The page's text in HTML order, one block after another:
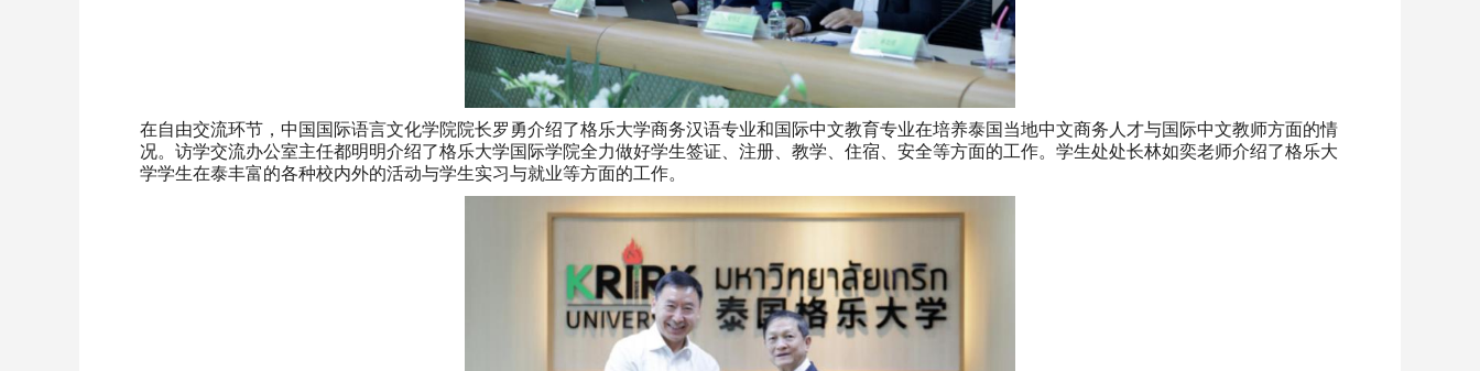
在自由交流环节，中国国际语言文化学院院长罗勇介绍了格乐大学商务汉语专业和国际中文教育专业在培养泰国当地中文商务人才与国际中文教师方面的情
况。访学交流办公室主任都明明介绍了格乐大学国际学院全力做好学生签证、注册、教学、住宿、安全等方面的工作。学生处处长林如奕老师介绍了格乐大
学学生在泰丰富的各种校内外的活动与学生实习与就业等方面的工作。